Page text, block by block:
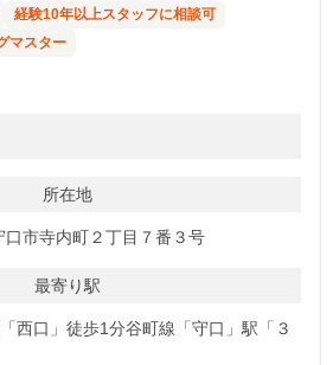
経験10年以上スタッフに相談可
マスター
所在地
市寺内町２丁目７番３号
最寄り駅
西口」徒歩1分谷町線「守口」駅「３